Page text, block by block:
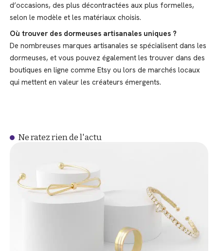
d’occasions, des plus décontractées aux plus formelles,
selon le modèle et les matériaux choisis.
Où trouver des dormeuses artisanales uniques ?
De nombreuses marques artisanales se spécialisent dans les
dormeuses, et vous pouvez également les trouver dans des
boutiques en ligne comme Etsy ou lors de marchés locaux
qui mettent en valeur les créateurs émergents.
Ne ratez rien de l'actu